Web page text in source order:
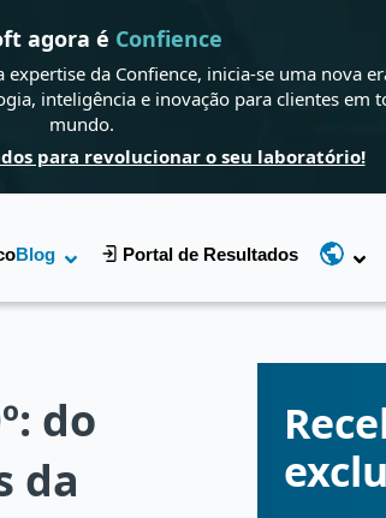
agora é Confience
expertise da Confience, inicia-se uma nova
inteligência e inovação para clientes em
mundo.
para revolucionar o seu laboratório!
Blog Portal de Resultados
do
da